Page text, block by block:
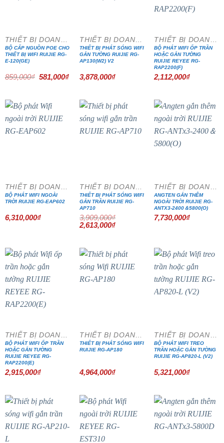
BỘ CẤP NGUỒN POE CHO
THIẾT BỊ WIFI RUIJIE RG-
E-120(GE)
859,000₫
Giá
581,000₫Giá
581,000₫.
THIẾT BỊ PHÁT SÓNG WIFI
GẮN TƯỜNG RUIJIE RG-
AP130(W2) V2
3,878,000₫
BỘ PHÁT WIFI ỐP TRẦN
HOẶC GẮN TƯỜNG
RUIJIE REYEE RG-
RAP2200(F)
2,112,000₫
BỘ PHÁT WIFI NGOÀI
TRỜI RUIJIE RG-EAP602
6,310,000₫
THIẾT BỊ PHÁT SÓNG WIFI
GẮN TRẦN RUIJIE RG-
AP710
3,909,000₫
Giá
gốc
2,613,000₫Giá
2,613,000₫.
ANGTEN GẮN THÊM
NGOÀI TRỜI RUIJIE RG-
ANTX3-2400＆5800(O)
7,730,000₫
BỘ PHÁT WIFI ỐP TRẦN
HOẶC GẮN TƯỜNG
RUIJIE REYEE RG-
RAP2200(E)
2,915,000₫
THIẾT BỊ PHÁT SÓNG WIFI
RUIJIE RG-AP180
4,964,000₫
BỘ PHÁT WIFI TREO
TRẦN HOẶC GẮN TƯỜNG
RUIJIE RG-AP820-L (V2)
5,321,000₫